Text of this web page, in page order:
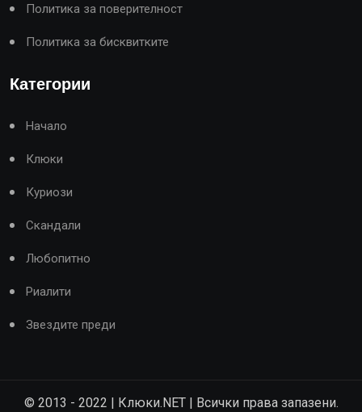
Политика за поверителност
Политика за бисквитките
Категории
Начало
Клюки
Куриози
Скандали
Любопитно
Риалити
Звездите преди
© 2013 - 2022 | Клюки.NET | Всички права запазени.